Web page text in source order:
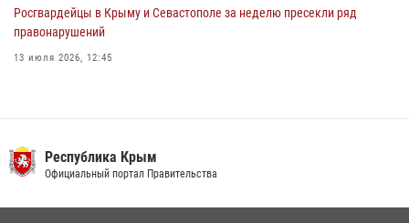
Росгвардейцы в Крыму и Севастополе за неделю пресекли ряд
правонарушений
13 июля 2026, 12:45
В Ялте росгвардейцы задержали подозреваемого в краже
Республика Крым
Официальный портал Правительства